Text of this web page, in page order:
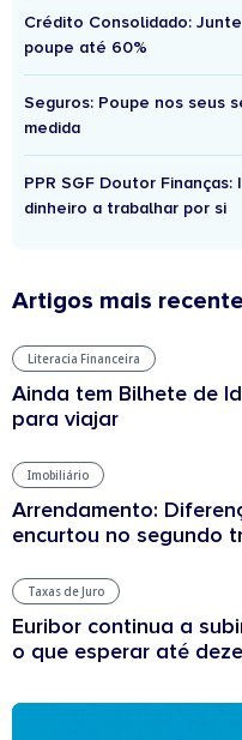
Crédito Consolidado:
poupe até 60%
Seguros: Poupe nos seus
medida
PPR SGF Doutor
dinheiro a trabalhar por si
Artigos mais
Literacia Financeira
Ainda tem Bilhete de
para viajar
Imobiliário
Arrendamento:
encurtou no segundo
Taxas de Juro
Euribor continua a
o que esperar até